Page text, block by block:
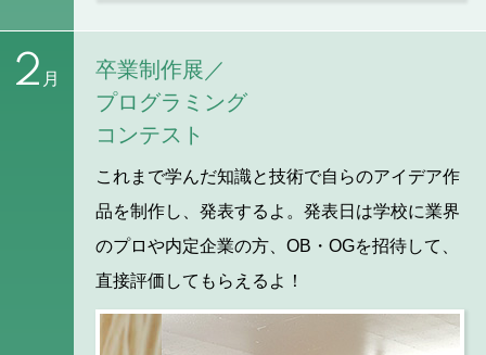
2 月
卒業制作展／
プログラミング
コンテスト
これまで学んだ知識と技術で自らのアイデア作
品を制作し、発表するよ。発表日は学校に業界
のプロや内定企業の方、OB・OGを招待して、
直接評価してもらえるよ！